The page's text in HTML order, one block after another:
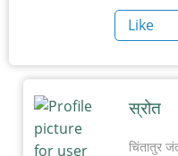
Like
स्रोत
चिंतातुर